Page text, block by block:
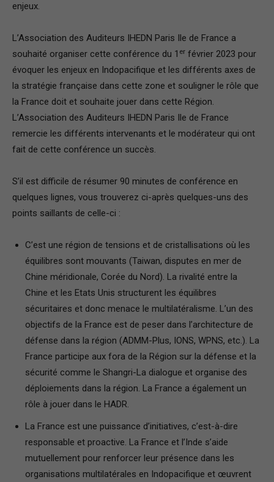
enjeux.
L’Association des Auditeurs IHEDN Paris Ile de France a
souhaité organiser cette conférence du 1 er février 2023 pour
évoquer les enjeux en Indopacifique et les différents axes de
la stratégie française dans cette zone et souligner le rôle que
la France doit et souhaite jouer dans cette Région.
L’Association des Auditeurs IHEDN Paris Ile de France
remercie les différents intervenants et le modérateur qui ont
fait de cette conférence un succès.
S’il est difficile de résumer 90 minutes de conférence en
quelques lignes, vous trouverez ci-après quelques-uns des
points saillants de celle-ci :
C’est une région de tensions et de cristallisations où les
équilibres sont mouvants (Taiwan, disputes en mer de
Chine méridionale, Corée du Nord). La rivalité entre la
Chine et les Etats Unis structurent les équilibres
sécuritaires et donc menace le multilatéralisme. L’un des
objectifs de la France est de peser dans l’architecture de
défense dans la région (ADMM-Plus, IONS, WPNS, etc.). La
France participe aux fora de la Région sur la défense et la
sécurité comme le Shangri-La dialogue et organise des
déploiements dans la région. La France a également un
rôle à jouer dans le HADR.
La France est une puissance d’initiatives, c’est-à-dire
responsable et proactive. La France et l’Inde s’aide
mutuellement pour renforcer leur présence dans les
organisations multilatérales en Indopacifique et œuvrent